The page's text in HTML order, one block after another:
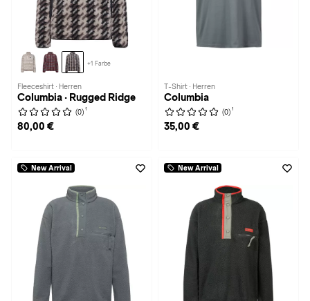
+1 Farbe
Fleeceshirt · Herren
Columbia · Rugged Ridge
(0) 1
80,00 €
T-Shirt · Herren
Columbia
(0) 1
35,00 €
New Arrival New Arrival